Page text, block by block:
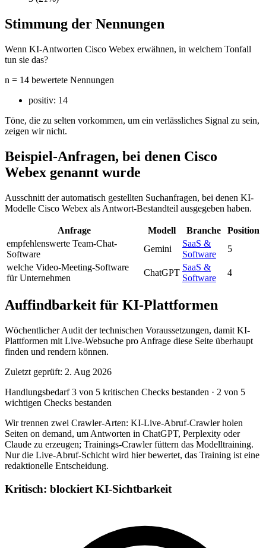
Stimmung der Nennungen
Wenn KI-Antworten Cisco Webex erwähnen, in welchem Tonfall
tun sie das?
n = 14 bewertete Nennungen
positiv: 14
Töne, die zu selten vorkommen, um ein verlässliches Signal zu sein,
zeigen wir nicht.
Beispiel-Anfragen, bei denen Cisco
Webex genannt wurde
Ausschnitt der automatisch gestellten Suchanfragen, bei denen KI-
Modelle Cisco Webex als Antwort-Bestandteil ausgegeben haben.
Anfrage Modell Branche
Position
empfehlenswerte Team-Chat-
Software
Gemini
SaaS &
Software
5
welche Video-Meeting-Software
für Unternehmen
ChatGPT
SaaS &
Software
4
Auffindbarkeit für KI-Plattformen
Wöchentlicher Audit der technischen Voraussetzungen, damit KI-
Plattformen mit Live-Websuche pro Anfrage diese Seite überhaupt
finden und rendern können.
Zuletzt geprüft: 2. Aug 2026
Handlungsbedarf3 von 5 kritischen Checks bestanden · 2 von 5
wichtigen Checks bestanden
Wir trennen zwei Crawler-Arten: KI-Live-Abruf-Crawler holen
Seiten on demand, um Antworten in ChatGPT, Perplexity oder
Claude zu erzeugen; Trainings-Crawler füttern das Modelltraining.
Nur die Live-Abruf-Schicht wird hier bewertet, das Training ist eine
redaktionelle Entscheidung.
Kritisch: blockiert KI-Sichtbarkeit